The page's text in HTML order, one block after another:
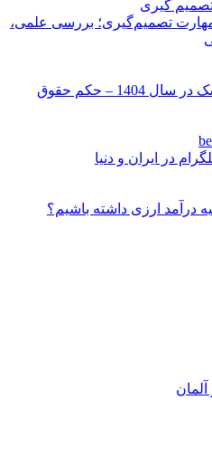
مهارت تصمیم‌گیری؛ بررسی علمی،
مقایسه درآمد معلم و پزشک در سال 1404 – حکم حقوق
در ایران و دنیا
درآمد ارزی داشته باشیم؟